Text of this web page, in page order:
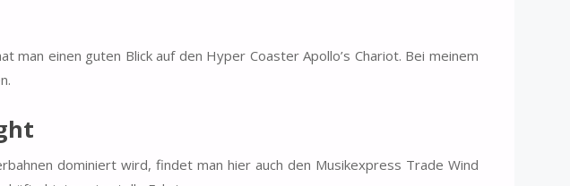
man einen guten Blick auf den Hyper Coaster Apollo’s Chariot. Bei meinem
dominiert wird, findet man hier auch den Musikexpress Trade Wind